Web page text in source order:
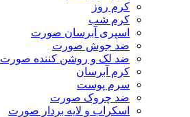
کرم روز
کرم شب
اسپری آبرسان صورت
ضد جوش صورت
ضد لک و روشن کننده صورت
کرم آبرسان
سرم پوست
ضد چروک صورت
اسکراب و لایه بردار صورت